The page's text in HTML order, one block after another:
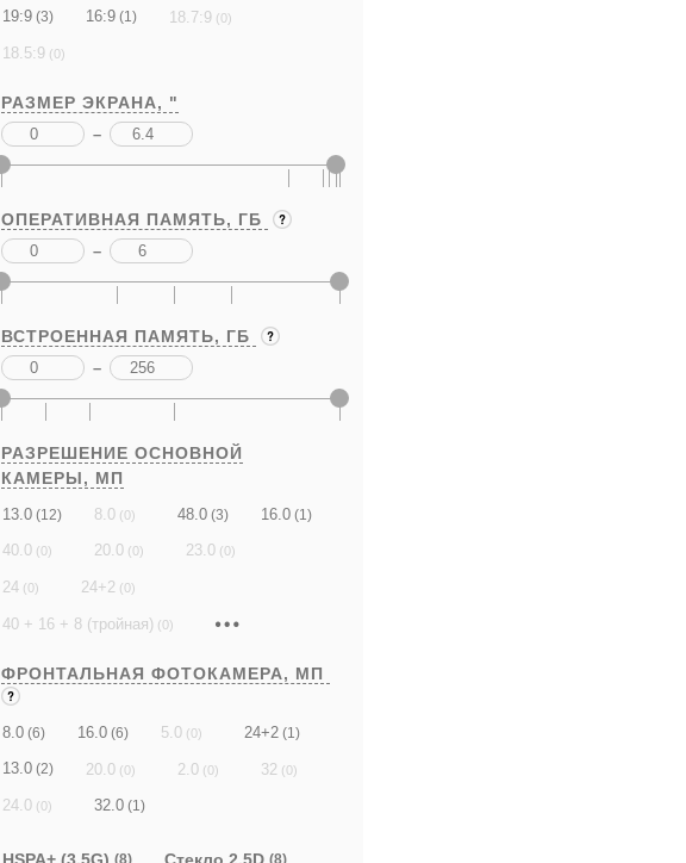
19:9 (3) 16:9 (1) 18.7:9 (0)
18.5:9 (0)
РАЗМЕР ЭКРАНА, "
–
ОПЕРАТИВНАЯ ПАМЯТЬ, ГБ
–
ВСТРОЕННАЯ ПАМЯТЬ, ГБ
–
РАЗРЕШЕНИЕ ОСНОВНОЙ
КАМЕРЫ, МП
13.0 (12) 8.0 (0) 48.0 (3) 16.0 (1)
40.0 (0) 20.0 (0) 23.0 (0)
24 (0) 24+2 (0)
40 + 16 + 8 (тройная) (0)
ФРОНТАЛЬНАЯ ФОТОКАМЕРА, МП
8.0 (6) 16.0 (6) 5.0 (0) 24+2 (1)
13.0 (2) 20.0 (0) 2.0 (0) 32 (0)
24.0 (0) 32.0 (1)
(8) (8)